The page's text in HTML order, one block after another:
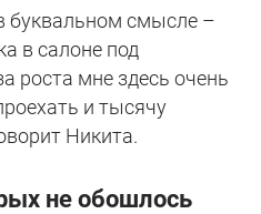
буквальном смысле –
в салоне под
роста мне здесь очень
и тысячу
Никита.
не обошлось